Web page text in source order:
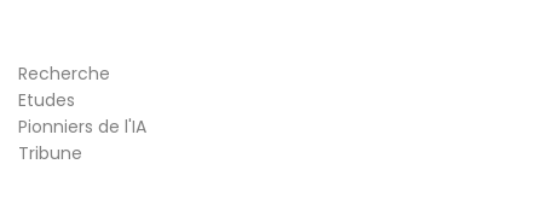
Recherche
Etudes
Pionniers de l'IA
Tribune